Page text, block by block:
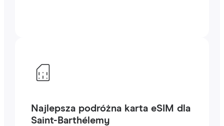
Najlepsza podróżna karta eSIM dla
Saint-Barthélemy